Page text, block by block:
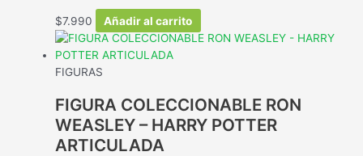
$7.990 Añadir al carrito
FIGURAS
FIGURA COLECCIONABLE RON
WEASLEY – HARRY POTTER
ARTICULADA